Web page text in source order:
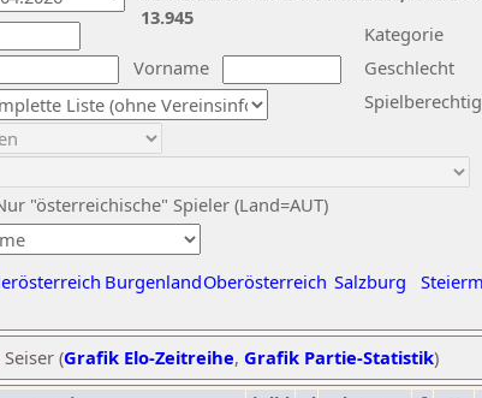
Vorname
Kategorie
Geschlecht
"österreichische" Spieler (Land=AUT)
BurgenlandOberösterreich Salzburg
13.945
(Grafik Elo-Zeitreihe, Grafik Partie-Statistik)